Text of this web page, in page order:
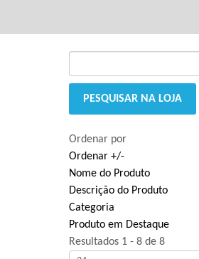
Ordenar por
Ordenar +/-
Nome do Produto
Descrição do Produto
Categoria
Produto em Destaque
Resultados 1 - 8 de 8